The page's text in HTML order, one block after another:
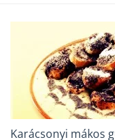
Karácsonyi mákos